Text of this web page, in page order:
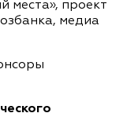
места», проект
медиа